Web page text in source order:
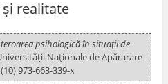
realitate
psihologică în situaţii de
Naţionale de Apărarare
973-663-339-x